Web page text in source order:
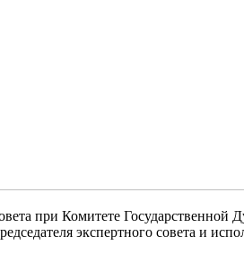
при Комитете
экспертного совета и